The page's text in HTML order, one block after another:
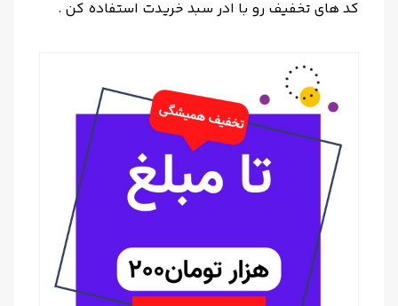
کد های تخفیف رو با ادر سبد خریدت استفاده کن .